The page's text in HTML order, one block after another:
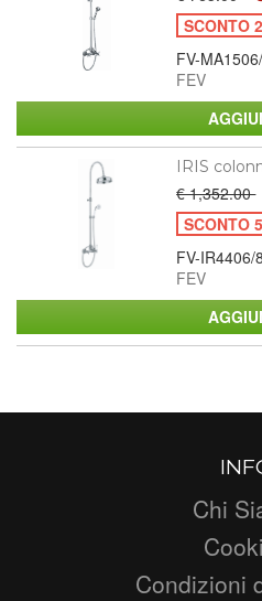
SCONTO
FV-
FEV
IRIS
€ 1,352.00
SCONTO
FV-IR4406/8
FEV
Chi
Condizioni